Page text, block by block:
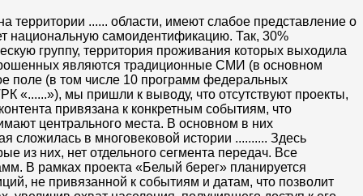
...... области, имеют слабое представление о
национальную самоидентификацию. Так, 30%
группу, территория проживания которых выходила
являются традиционные СМИ (в основном
поле (в том числе 10 программ федеральных
«......»), мы пришли к выводу, что отсутствуют проекты,
привязана к конкретным событиям, что
центрального места. В основном в них
сложилась в многовековой истории .......... Здесь
из них, нет отдельного сегмента передач. Все
В рамках проекта «Белый берег» планируется
не привязанной к событиям и датам, что позволит